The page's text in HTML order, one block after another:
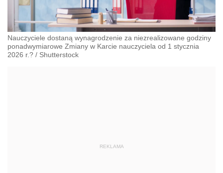
Nauczyciele dostaną wynagrodzenie za niezrealizowane godziny
ponadwymiarowe Zmiany w Karcie nauczyciela od 1 stycznia
2026 r.? / Shutterstock